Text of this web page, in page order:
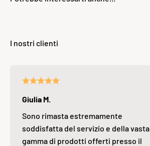
Giulia M.
Sono rimasta estremamente
soddisfatta del servizio e della vasta
gamma di prodotti offerti presso il